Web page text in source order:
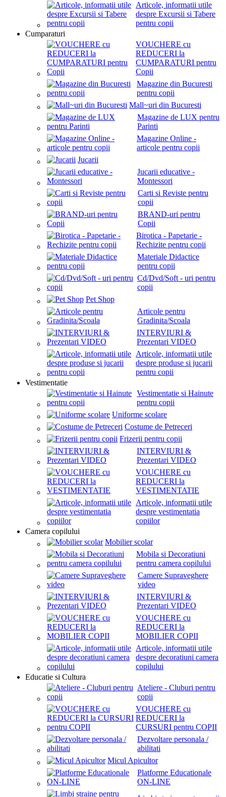
Articole, informatii utile
despre Excursii si Tabere
pentru copii
Cumparaturi
VOUCHERE cu
REDUCERI la
CUMPARATURI pentru
Copii
Magazine din Bucuresti
pentru copii
Mall~uri din Bucuresti
Magazine de LUX pentru
Parinti
Magazine Online -
articole pentru copii
Jucarii
Jucarii educative -
Montessori
Carti si Reviste pentru
copii
BRAND-uri pentru
Copii
Birotica - Papetarie -
Rechizite pentru copii
Materiale Didactice
pentru copii
Cd/Dvd/Soft - uri pentru
copii
Pet Shop
Articole pentru
Gradinita/Scoala
INTERVIURI &
Prezentari VIDEO
Articole, informatii utile
despre produse si jucarii
pentru copii
Vestimentatie
Vestimentatie si Hainute
pentru copii
Uniforme scolare
Costume de Petreceri
Frizerii pentru copii
INTERVIURI &
Prezentari VIDEO
VOUCHERE cu
REDUCERI la
VESTIMENTATIE
Articole, informatii utile
despre vestimentatia
copiilor
Camera copilului
Mobilier scolar
Mobila si Decoratiuni
pentru camera copilului
Camere Supraveghere
video
INTERVIURI &
Prezentari VIDEO
VOUCHERE cu
REDUCERI la
MOBILIER COPII
Articole, informatii utile
despre decoratiuni camera
copilului
Educatie si Cultura
Ateliere - Cluburi pentru
copii
VOUCHERE cu
REDUCERI la
CURSURI pentru COPII
Dezvoltare personala /
abilitati
Micul Apicultor
Platforme Educationale
ON-LINE